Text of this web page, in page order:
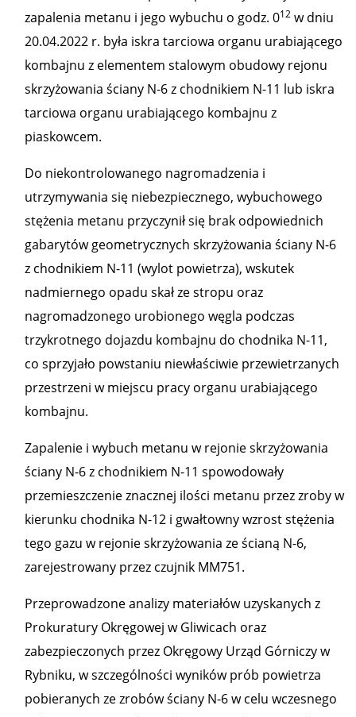
zapalenia metanu i jego wybuchu o godz. 012 w dniu
20.04.2022 r. była iskra tarciowa organu urabiającego
kombajnu z elementem stalowym obudowy rejonu
skrzyżowania ściany N-6 z chodnikiem N-11 lub iskra
tarciowa organu urabiającego kombajnu z
piaskowcem.
Do niekontrolowanego nagromadzenia i
utrzymywania się niebezpiecznego, wybuchowego
stężenia metanu przyczynił się brak odpowiednich
gabarytów geometrycznych skrzyżowania ściany N-6
z chodnikiem N-11 (wylot powietrza), wskutek
nadmiernego opadu skał ze stropu oraz
nagromadzonego urobionego węgla podczas
trzykrotnego dojazdu kombajnu do chodnika N-11,
co sprzyjało powstaniu niewłaściwie przewietrzanych
przestrzeni w miejscu pracy organu urabiającego
kombajnu.
Zapalenie i wybuch metanu w rejonie skrzyżowania
ściany N-6 z chodnikiem N-11 spowodowały
przemieszczenie znacznej ilości metanu przez zroby w
kierunku chodnika N-12 i gwałtowny wzrost stężenia
tego gazu w rejonie skrzyżowania ze ścianą N-6,
zarejestrowany przez czujnik MM751.
Przeprowadzone analizy materiałów uzyskanych z
Prokuratury Okręgowej w Gliwicach oraz
zabezpieczonych przez Okręgowy Urząd Górniczy w
Rybniku, w szczególności wyników prób powietrza
pobieranych ze zrobów ściany N-6 w celu wczesnego